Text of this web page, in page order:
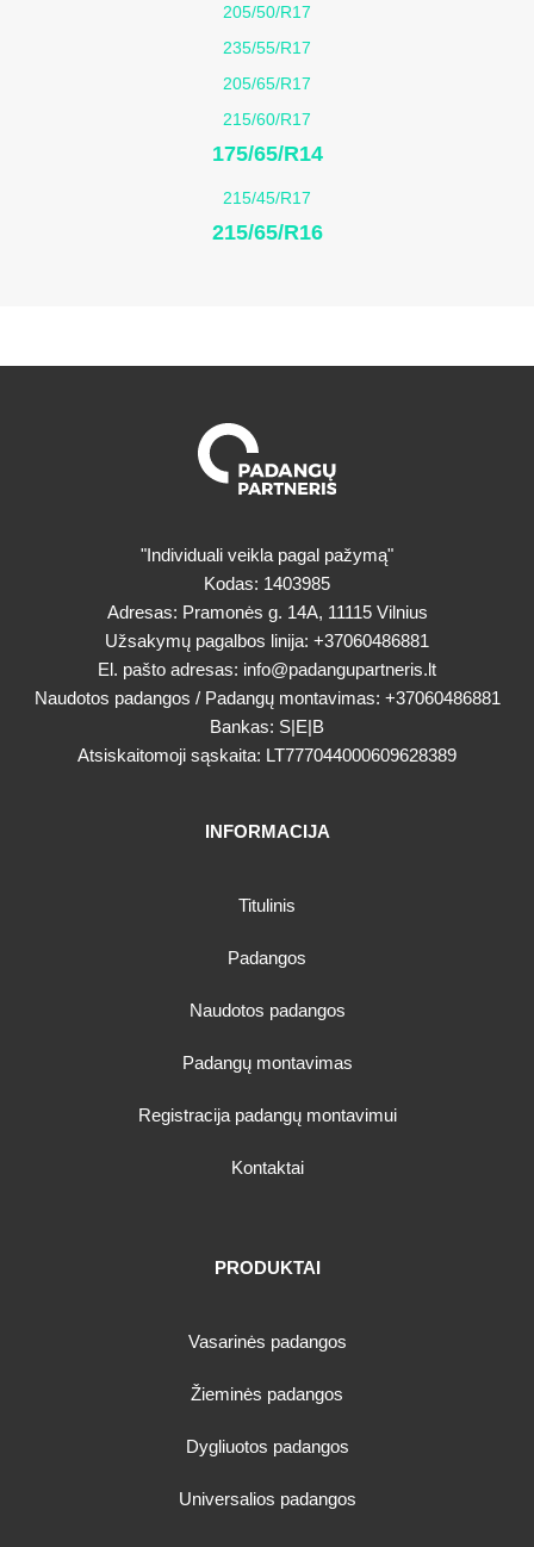
205/50/R17
235/55/R17
205/65/R17
215/60/R17
175/65/R14
215/45/R17
215/65/R16
"Individuali veikla pagal pažymą"
Kodas: 1403985
Adresas: Pramonės g. 14A, 11115 Vilnius
Užsakymų pagalbos linija: +37060486881
El. pašto adresas: info@padangupartneris.lt
Naudotos padangos / Padangų montavimas: +37060486881
Bankas: S|E|B
Atsiskaitomoji sąskaita: LT777044000609628389
INFORMACIJA
Titulinis
Padangos
Naudotos padangos
Padangų montavimas
Registracija padangų montavimui
Kontaktai
PRODUKTAI
Vasarinės padangos
Žieminės padangos
Dygliuotos padangos
Universalios padangos